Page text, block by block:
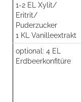
1-2 EL Xylit/
Eritrit/
Puderzucker
1 KL Vanilleextrakt
optional: 4 EL
Erdbeerkonfitüre